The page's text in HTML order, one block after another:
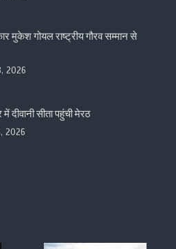
मुकेश गोयल राष्ट्रीय गौरव सम्मान से
2026
में दीवानी सीता पहुंची मेरठ
2026